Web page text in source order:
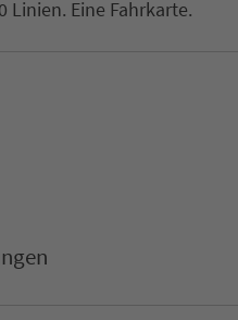
Linien. Eine Fahr­kar­te.